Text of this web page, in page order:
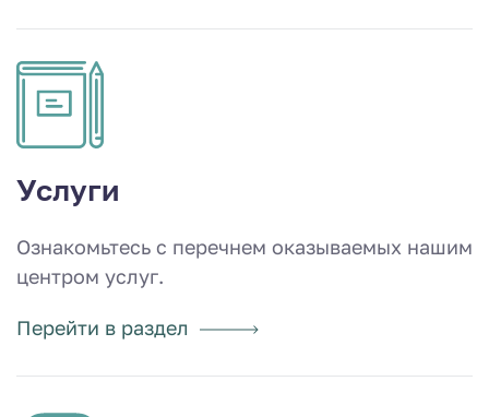
Услуги
Ознакомьтесь с перечнем оказываемых нашим
центром услуг.
Перейти в раздел